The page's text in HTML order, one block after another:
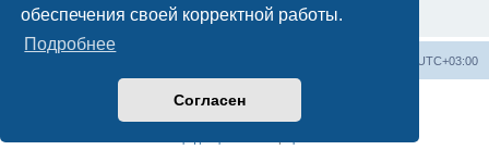
обеспечения своей корректной работы.
Подробнее
Согласен
вашей учётной записи.
UTC+03:00
Создано на основеphpBB® Forum Software © phpBB Limited
Русская поддержка phpBB